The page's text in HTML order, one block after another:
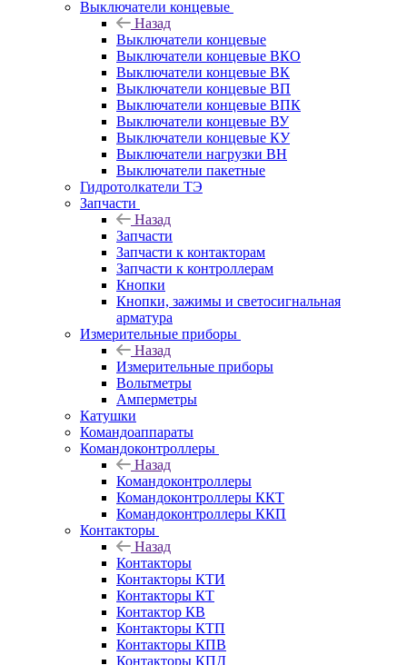
Выключатели концевые
Назад
Выключатели концевые
Выключатели концевые ВКО
Выключатели концевые ВК
Выключатели концевые ВП
Выключатели концевые ВПК
Выключатели концевые ВУ
Выключатели концевые КУ
Выключатели нагрузки ВН
Выключатели пакетные
Гидротолкатели ТЭ
Запчасти
Назад
Запчасти
Запчасти к контакторам
Запчасти к контроллерам
Кнопки
Кнопки, зажимы и светосигнальная
арматура
Измерительные приборы
Назад
Измерительные приборы
Вольтметры
Амперметры
Катушки
Командоаппараты
Командоконтроллеры
Назад
Командоконтроллеры
Командоконтроллеры ККТ
Командоконтроллеры ККП
Контакторы
Назад
Контакторы
Контакторы КТИ
Контакторы КТ
Контактор КВ
Контакторы КТП
Контакторы КПВ
Контакторы КПД